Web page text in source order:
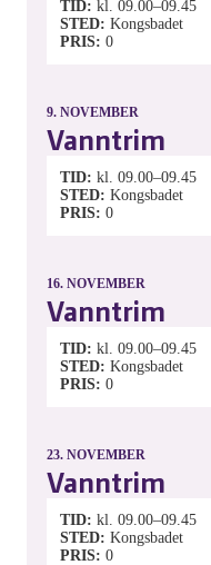
TID kl. 09.00–09.45
STED Kongsbadet
PRIS 0
9. NOVEMBER
Vanntrim
TID kl. 09.00–09.45
STED Kongsbadet
PRIS 0
16. NOVEMBER
Vanntrim
TID kl. 09.00–09.45
STED Kongsbadet
PRIS 0
23. NOVEMBER
Vanntrim
TID kl. 09.00–09.45
STED Kongsbadet
PRIS 0